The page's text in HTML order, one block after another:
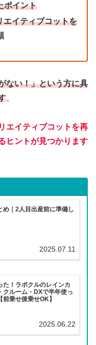
ポイント
エイティブコットを
ない！」という方に具
。
エイティブコットを再
ヒントが見つかります
め｜2人目出産前に準備し
2025.07.11
た！ラボクルのレインカ
クルーム・DXで半年使っ
乗せ後乗せOK】
2025.06.22